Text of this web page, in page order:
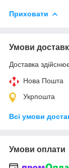
Приховати
Умови
Доставка
Нова Пошта
Укрпошта
Всі умови
Умови оплати